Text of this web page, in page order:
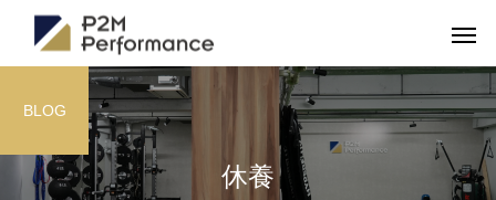
休養
BLOG